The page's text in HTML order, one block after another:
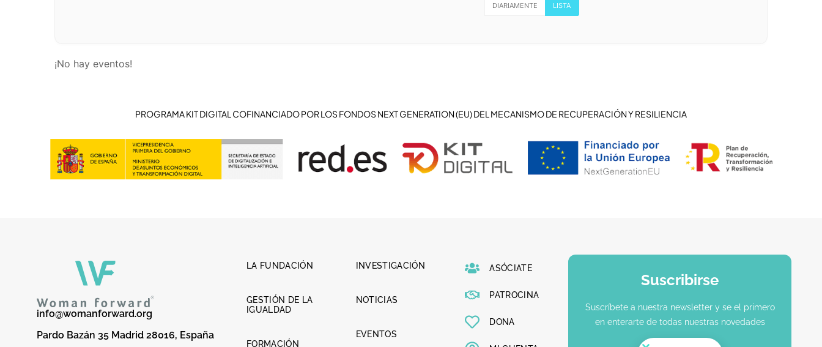
DIARIAMENTE LISTA
¡No hay eventos!
PROGRAMA KIT DIGITAL COFINANCIADO POR LOS FONDOS NEXT GENERATION (EU) DEL MECANISMO DE RECUPERACIÓN Y RESILIENCIA
info@womanforward.org
Pardo Bazán 35 Madrid 28016, España
LA FUNDACIÓN
GESTIÓN DE LA
IGUALDAD
FORMACIÓN
INVESTIGACIÓN
NOTICIAS
EVENTOS
ASÓCIATE
PATROCINA
DONA
Suscribirse
Suscríbete a nuestra newsletter y se el primero
en enterarte de todas nuestras novedades